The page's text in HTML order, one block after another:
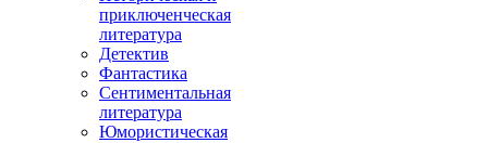
приключенческая
литература
Детектив
Фантастика
Сентиментальная
литература
Юмористическая